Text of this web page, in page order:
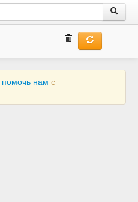
помочь нам с